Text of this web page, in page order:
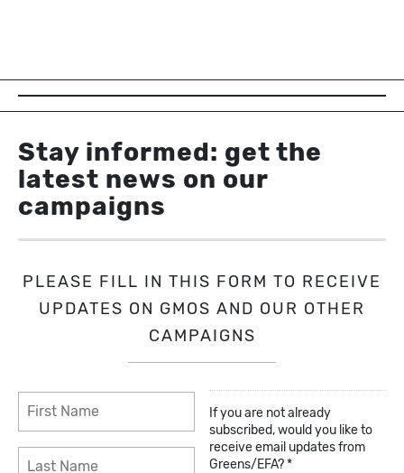
Stay informed: get the
latest news on our
campaigns
PLEASE FILL IN THIS FORM TO RECEIVE
UPDATES ON GMOS AND OUR OTHER
CAMPAIGNS
If you are not already
subscribed, would you like to
receive email updates from
Greens/EFA? *